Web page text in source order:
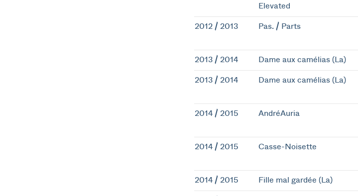
Elevated
2012 / 2013 Pas. / Parts
2013 / 2014 Dame aux camélias (La)
2013 / 2014 Dame aux camélias (La)
2014 / 2015 AndréAuria
2014 / 2015 Casse-Noisette
2014 / 2015 Fille mal gardée (La)